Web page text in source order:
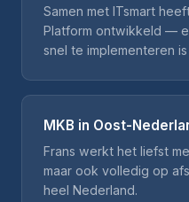
Samen met ITsmart
Platform ontwikkeld —
snel te implementeren
MKB in Oost-
Frans werkt het liefst
maar ook volledig op
heel Nederland.